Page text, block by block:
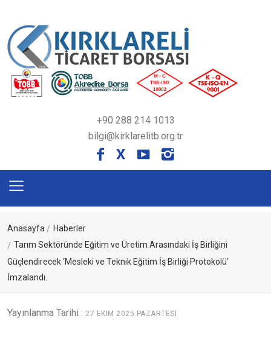
+90 288 214 1013
bilgi@kirklarelitb.org.tr
X
Anasayfa
Haberler
Tarım Sektöründe Eğitim ve Üretim Arasındaki İş Birliğini
Güçlendirecek ‘Mesleki ve Teknik Eğitim İş Birliği Protokolü’
İmzalandı.
Yayınlanma Tarihi : 27 EKIM 2025 PAZARTESI